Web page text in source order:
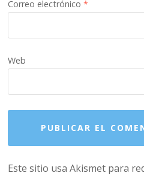
Correo electrónico*
Web
Este sitio usa Akismet para